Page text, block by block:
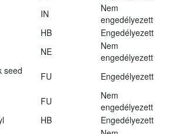
IN
Nem
engedélyezett
HB
Engedélyezett
NE
Nem
engedélyezett
seed
FU Engedélyezett
FU
Nem
engedélyezett
HB
Engedélyezett